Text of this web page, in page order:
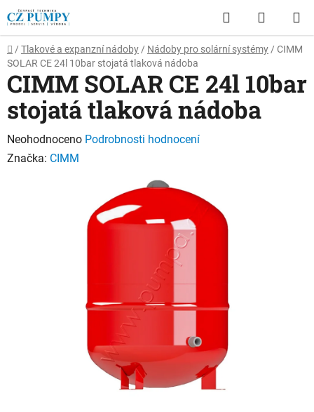
Přejít
na
obsah
Hledat
KOŠÍK
Domů
/ Tlakové a expanzní nádoby / Nádoby pro solární systémy / CIMM
SOLAR CE 24l 10bar stojatá tlaková nádoba
CIMM SOLAR CE 24l 10bar
stojatá tlaková nádoba
Průměrné
hodnocení
Neohodnoceno Podrobnosti hodnocení
Značka: CIMM